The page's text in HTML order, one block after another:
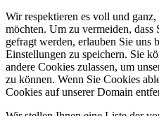
Wir respektieren es voll und
möchten. Um zu vermeiden,
gefragt werden, erlauben Sie uns
Einstellungen zu speichern. Sie
andere Cookies zulassen, um
zu können. Wenn Sie Cookies
Cookies auf unserer Domain